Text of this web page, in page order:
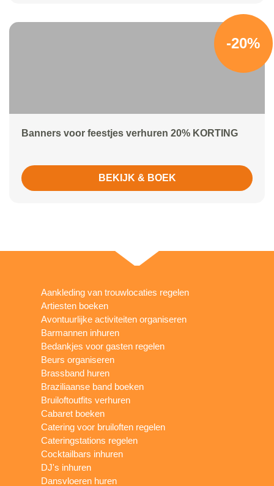
-20%
Banners voor feestjes verhuren 20% KORTING
BEKIJK & BOEK
Aankleding van trouwlocaties regelen
Artiesten boeken
Avontuurlijke activiteiten organiseren
Barmannen inhuren
Bedankjes voor gasten regelen
Beurs organiseren
Brassband huren
Braziliaanse band boeken
Bruiloftoutfits verhuren
Cabaret boeken
Catering voor bruiloften regelen
Cateringstations regelen
Cocktailbars inhuren
DJ's inhuren
Dansvloeren huren